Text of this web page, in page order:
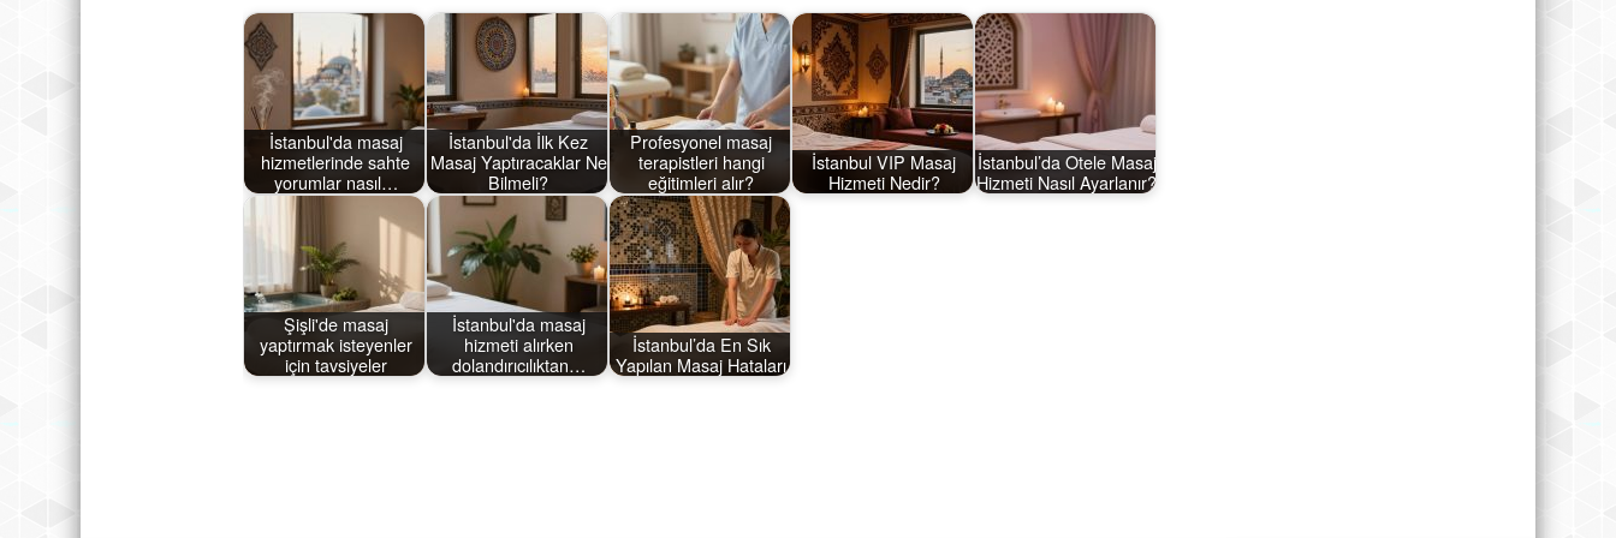
İstanbul'da masaj
hizmetlerinde sahte
yorumlar nasıl…
İstanbul'da İlk Kez
Masaj Yaptıracaklar Ne
Bilmeli?
Profesyonel masaj
terapistleri hangi
eğitimleri alır?
İstanbul VIP Masaj
Hizmeti Nedir?
İstanbul’da Otele Masaj
Hizmeti Nasıl Ayarlanır?
Şişli'de masaj
yaptırmak isteyenler
için tavsiyeler
İstanbul'da masaj
hizmeti alırken
dolandırıcılıktan…
İstanbul’da En Sık
Yapılan Masaj Hataları